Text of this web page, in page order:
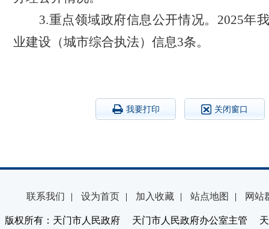
3.重点领域政府信息公开情况。 2025年
业建设（城市综合执法）信息3条。
我要打印 关闭窗口
联系我们 | 设为首页 | 加入收藏 | 站点地图 | 网站
版权所有：天门市人民政府 天门市人民政府办公室主管 天